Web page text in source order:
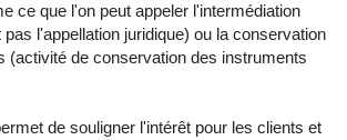
ce que l'on peut appeler l'intermédiation
l'appellation juridique) ou la conservation
(activité de conservation des instruments
de souligner l'intérêt pour les clients et